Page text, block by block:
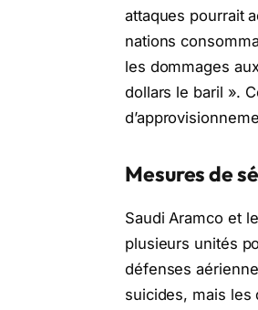
attaques pourrait
nations
les dommages
dollars le baril ».
Mesures de
Saudi Aramco et
plusieurs unités
défenses
suicides, mais les